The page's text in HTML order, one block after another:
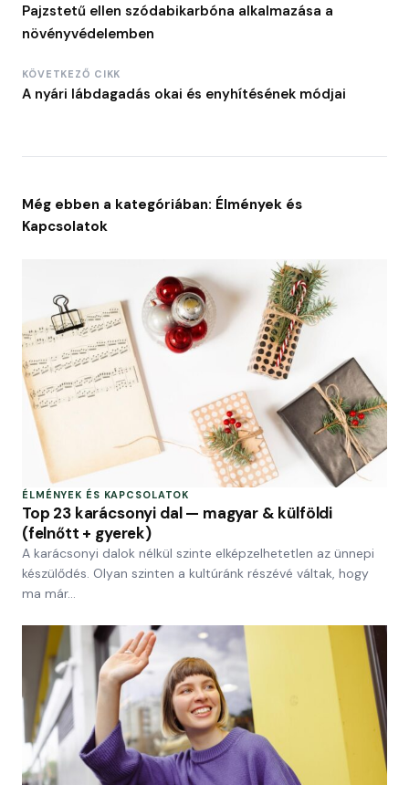
Pajzstetű ellen szódabikarbóna alkalmazása a
növényvédelemben
KÖVETKEZŐ CIKK
A nyári lábdagadás okai és enyhítésének módjai
Még ebben a kategóriában: Élmények és
Kapcsolatok
ÉLMÉNYEK ÉS KAPCSOLATOK
Top 23 karácsonyi dal — magyar & külföldi
(felnőtt + gyerek)
A karácsonyi dalok nélkül szinte elképzelhetetlen az ünnepi
készülődés. Olyan szinten a kultúránk részévé váltak, hogy
ma már…